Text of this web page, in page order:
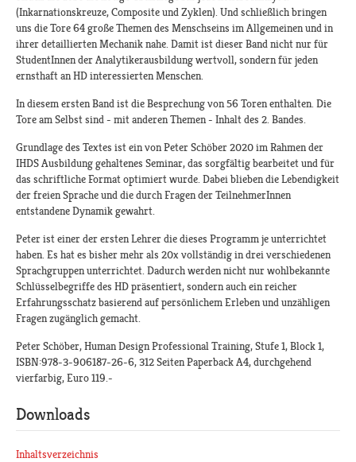
(Inkarnationskreuze, Composite und Zyklen). Und schließlich bringen
uns die Tore 64 große Themen des Menschseins im Allgemeinen und in
ihrer detaillierten Mechanik nahe. Damit ist dieser Band nicht nur für
StudentInnen der Analytikerausbildung wertvoll, sondern für jeden
ernsthaft an HD interessierten Menschen.
In diesem ersten Band ist die Besprechung von 56 Toren enthalten. Die
Tore am Selbst sind - mit anderen Themen - Inhalt des 2. Bandes.
Grundlage des Textes ist ein von Peter Schöber 2020 im Rahmen der
IHDS Ausbildung gehaltenes Seminar, das sorgfältig bearbeitet und für
das schriftliche Format optimiert wurde. Dabei blieben die Lebendigkeit
der freien Sprache und die durch Fragen der TeilnehmerInnen
entstandene Dynamik gewahrt.
Peter ist einer der ersten Lehrer die dieses Programm je unterrichtet
haben. Es hat es bisher mehr als 20x vollständig in drei verschiedenen
Sprachgruppen unterrichtet. Dadurch werden nicht nur wohlbekannte
Schlüsselbegriffe des HD präsentiert, sondern auch ein reicher
Erfahrungsschatz basierend auf persönlichem Erleben und unzähligen
Fragen zugänglich gemacht.
Peter Schöber, Human Design Professional Training, Stufe 1, Block 1,
ISBN:978-3-906187-26-6, 312 Seiten Paperback A4, durchgehend
vierfarbig, Euro 119.-
Downloads
Inhaltsverzeichnis